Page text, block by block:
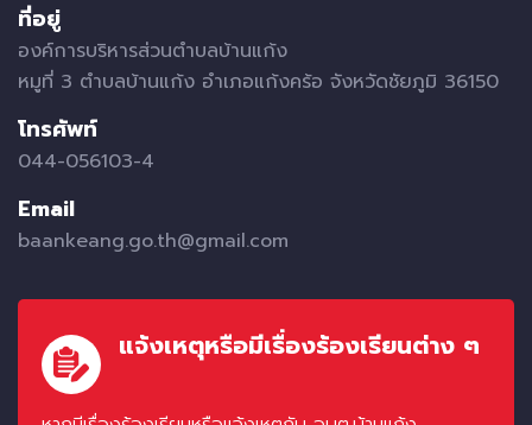
ที่อยู่
องค์การบริหารส่วนตำบลบ้านแก้ง
หมูที่ 3 ตำบลบ้านแก้ง อำเภอแก้งคร้อ จังหวัดชัยภูมิ 36150
โทรศัพท์
044-056103-4
Email
baankeang.go.th@gmail.com
แจ้งเหตุหรือมีเรื่องร้องเรียนต่าง ๆ